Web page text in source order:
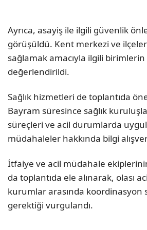
Ayrıca, asayiş ile ilgili güvenlik
görüşüldü. Kent merkezi ve
sağlamak amacıyla ilgili
değerlendirildi.
Sağlık hizmetleri de toplantıda
Bayram süresince sağlık
süreçleri ve acil durumlarda
müdahaleler hakkında bilgi
İtfaiye ve acil müdahale
da toplantıda ele alınarak, olası
kurumlar arasında koordinasyon
gerektiği vurgulandı.